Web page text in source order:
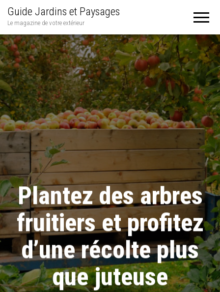
Guide Jardins et Paysages
Le magazine de votre extérieur
Plantez des arbres
fruitiers et profitez
d’une récolte plus
que juteuse